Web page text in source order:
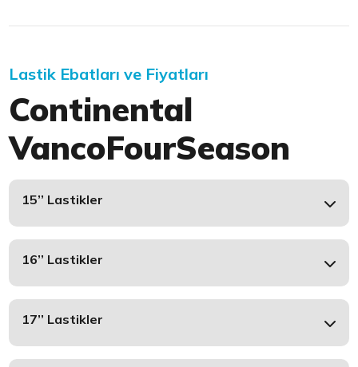
Lastik Ebatları ve Fiyatları
Continental
VancoFourSeason
15’’ Lastikler
16’’ Lastikler
17’’ Lastikler